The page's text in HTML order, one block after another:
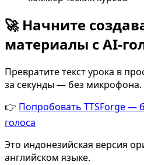
🚀 Начните
материалы с AI-
Превратите текст урока в
за секунды — без микрофона.
👉 Попробовать TTSForge —
голоса
Это индонезийская версия
английском языке.